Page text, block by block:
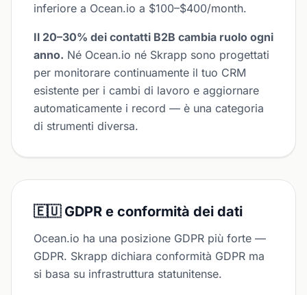
inferiore a Ocean.io a $100–$400/month.
Il 20–30% dei contatti B2B cambia ruolo ogni
anno. Né Ocean.io né Skrapp sono progettati
per monitorare continuamente il tuo CRM
esistente per i cambi di lavoro e aggiornare
automaticamente i record — è una categoria
di strumenti diversa.
🇪🇺 GDPR e conformità dei dati
Ocean.io ha una posizione GDPR più forte —
GDPR. Skrapp dichiara conformità GDPR ma
si basa su infrastruttura statunitense.